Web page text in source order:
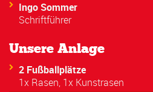
Ingo Sommer
Schriftführer
Unsere Anlage
2 Fußballplätze
1x Rasen, 1x Kunstrasen